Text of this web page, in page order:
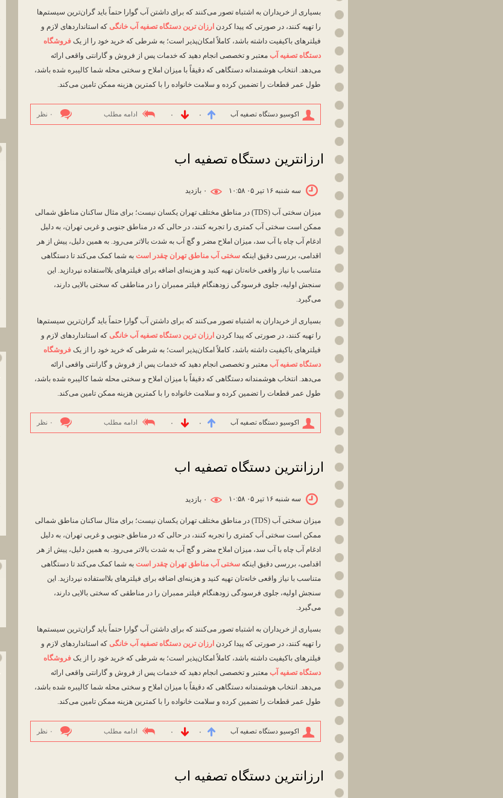
بسیاری از خریداران به اشتباه تصور می‌کنند که برای داشتن آب گوارا حتماً باید گران‌ترین سیستم‌ها
را تهیه کنند، در صورتی که پیدا کردن ارزان ترین دستگاه تصفیه آب خانگی که استانداردهای لازم و
فیلترهای باکیفیت داشته باشد، کاملاً امکان‌پذیر است؛ به شرطی که خرید خود را از یک فروشگاه
دستگاه تصفیه آب معتبر و تخصصی انجام دهید که خدمات پس از فروش و گارانتی واقعی ارائه
می‌دهد. انتخاب هوشمندانه دستگاهی که دقیقاً با میزان املاح و سختی محله شما کالیبره شده باشد،
طول عمر قطعات را تضمین کرده و سلامت خانواده را با کمترین هزینه ممکن تامین می‌کند.
اکوسیو دستگاه تصفیه آب ۰ ۰ ادامه مطلب ۰ نظر
ارزانترین دستگاه تصفیه اب
سه شنبه ۱۶ تیر ۰۵ ۱۰:۵۸
میزان سختی آب (TDS) در مناطق مختلف تهران یکسان نیست؛ برای مثال ساکنان مناطق شمالی
ممکن است سختی آب کمتری را تجربه کنند، در حالی که در مناطق جنوبی و غربی تهران، به دلیل
ادغام آب چاه با آب سد، میزان املاح مضر و گچ آب به شدت بالاتر می‌رود. به همین دلیل، پیش از هر
اقدامی، بررسی دقیق اینکه سختی آب مناطق تهران چقدر است به شما کمک می‌کند تا دستگاهی
متناسب با نیاز واقعی خانه‌تان تهیه کنید و هزینه‌ای اضافه برای فیلترهای بلااستفاده نپردازید. این
سنجش اولیه، جلوی فرسودگی زودهنگام فیلتر ممبران را در مناطقی که سختی بالایی دارند،
می‌گیرد.
بسیاری از خریداران به اشتباه تصور می‌کنند که برای داشتن آب گوارا حتماً باید گران‌ترین سیستم‌ها
را تهیه کنند، در صورتی که پیدا کردن ارزان ترین دستگاه تصفیه آب خانگی که استانداردهای لازم و
فیلترهای باکیفیت داشته باشد، کاملاً امکان‌پذیر است؛ به شرطی که خرید خود را از یک فروشگاه
دستگاه تصفیه آب معتبر و تخصصی انجام دهید که خدمات پس از فروش و گارانتی واقعی ارائه
می‌دهد. انتخاب هوشمندانه دستگاهی که دقیقاً با میزان املاح و سختی محله شما کالیبره شده باشد،
طول عمر قطعات را تضمین کرده و سلامت خانواده را با کمترین هزینه ممکن تامین می‌کند.
اکوسیو دستگاه تصفیه آب ۰ ۰ ادامه مطلب ۰ نظر
ارزانترین دستگاه تصفیه اب
سه شنبه ۱۶ تیر ۰۵ ۱۰:۵۸
میزان سختی آب (TDS) در مناطق مختلف تهران یکسان نیست؛ برای مثال ساکنان مناطق شمالی
ممکن است سختی آب کمتری را تجربه کنند، در حالی که در مناطق جنوبی و غربی تهران، به دلیل
ادغام آب چاه با آب سد، میزان املاح مضر و گچ آب به شدت بالاتر می‌رود. به همین دلیل، پیش از هر
اقدامی، بررسی دقیق اینکه سختی آب مناطق تهران چقدر است به شما کمک می‌کند تا دستگاهی
متناسب با نیاز واقعی خانه‌تان تهیه کنید و هزینه‌ای اضافه برای فیلترهای بلااستفاده نپردازید. این
سنجش اولیه، جلوی فرسودگی زودهنگام فیلتر ممبران را در مناطقی که سختی بالایی دارند،
می‌گیرد.
بسیاری از خریداران به اشتباه تصور می‌کنند که برای داشتن آب گوارا حتماً باید گران‌ترین سیستم‌ها
را تهیه کنند، در صورتی که پیدا کردن ارزان ترین دستگاه تصفیه آب خانگی که استانداردهای لازم و
فیلترهای باکیفیت داشته باشد، کاملاً امکان‌پذیر است؛ به شرطی که خرید خود را از یک فروشگاه
دستگاه تصفیه آب معتبر و تخصصی انجام دهید که خدمات پس از فروش و گارانتی واقعی ارائه
می‌دهد. انتخاب هوشمندانه دستگاهی که دقیقاً با میزان املاح و سختی محله شما کالیبره شده باشد،
طول عمر قطعات را تضمین کرده و سلامت خانواده را با کمترین هزینه ممکن تامین می‌کند.
اکوسیو دستگاه تصفیه آب ۰ ۰ ادامه مطلب ۰ نظر
ارزانترین دستگاه تصفیه اب